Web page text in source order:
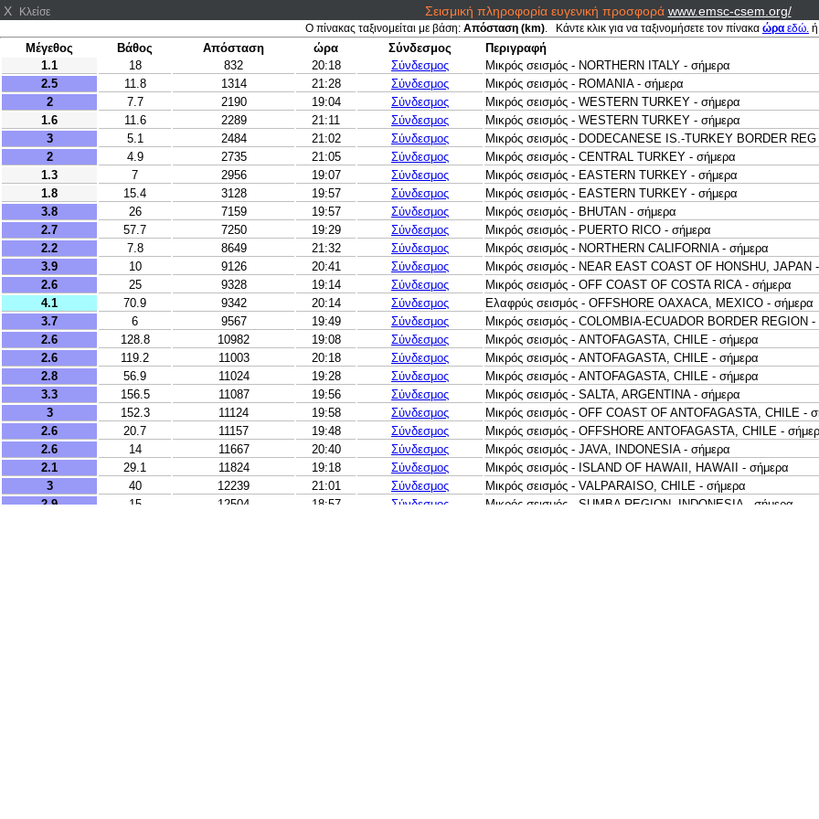
X Κλείσε Σεισμική πληροφορία ευγενική προσφορά www.emsc-csem.org/
Ο πίνακας ταξινομείται με βάση: Απόσταση (km). Κάντε κλικ για να ταξινομήσετε τον πίνακα ώρα εδώ.
Μέγεθος Βάθος Απόσταση ώρα Σύνδεσμος
Περιγραφή
1.1
18 832 20:18 Σύνδεσμος
Μικρός σεισμός - NORTHERN ITALY - σήμερα
2.5
11.8 1314 21:28 Σύνδεσμος
Μικρός σεισμός - ROMANIA - σήμερα
2
7.7 2190 19:04 Σύνδεσμος
Μικρός σεισμός - WESTERN TURKEY - σήμερα
1.6
11.6 2289 21:11 Σύνδεσμος
Μικρός σεισμός - WESTERN TURKEY - σήμερα
3
5.1 2484 21:02 Σύνδεσμος
Μικρός σεισμός - DODECANESE IS.-TURKEY BORDER
2
4.9 2735 21:05 Σύνδεσμος
Μικρός σεισμός - CENTRAL TURKEY - σήμερα
1.3
7 2956 19:07 Σύνδεσμος
Μικρός σεισμός - EASTERN TURKEY - σήμερα
1.8
15.4 3128 19:57 Σύνδεσμος
Μικρός σεισμός - EASTERN TURKEY - σήμερα
3.8
26 7159 19:57 Σύνδεσμος
Μικρός σεισμός - BHUTAN - σήμερα
2.7
57.7 7250 19:29 Σύνδεσμος
Μικρός σεισμός - PUERTO RICO - σήμερα
2.2
7.8 8649 21:32 Σύνδεσμος
Μικρός σεισμός - NORTHERN CALIFORNIA - σήμερα
3.9
10 9126 20:41 Σύνδεσμος
Μικρός σεισμός - NEAR EAST COAST OF HONSHU, JAPAN
2.6
25 9328 19:14 Σύνδεσμος
Μικρός σεισμός - OFF COAST OF COSTA RICA - σήμερα
4.1
70.9 9342 20:14 Σύνδεσμος
Ελαφρύς σεισμός - OFFSHORE OAXACA, MEXICO - σήμερα
3.7
6 9567 19:49 Σύνδεσμος
Μικρός σεισμός - COLOMBIA-ECUADOR BORDER REGION -
2.6
128.8 10982 19:08 Σύνδεσμος
Μικρός σεισμός - ANTOFAGASTA, CHILE - σήμερα
2.6
119.2 11003 20:18 Σύνδεσμος
Μικρός σεισμός - ANTOFAGASTA, CHILE - σήμερα
2.8
56.9 11024 19:28 Σύνδεσμος
Μικρός σεισμός - ANTOFAGASTA, CHILE - σήμερα
3.3
156.5 11087 19:56 Σύνδεσμος
Μικρός σεισμός - SALTA, ARGENTINA - σήμερα
3
152.3 11124 19:58 Σύνδεσμος
Μικρός σεισμός - OFF COAST OF ANTOFAGASTA, CHILE -
2.6
20.7 11157 19:48 Σύνδεσμος
Μικρός σεισμός - OFFSHORE ANTOFAGASTA, CHILE -
2.6
14 11667 20:40 Σύνδεσμος
Μικρός σεισμός - JAVA, INDONESIA - σήμερα
2.1
29.1 11824 19:18 Σύνδεσμος
Μικρός σεισμός - ISLAND OF HAWAII, HAWAII - σήμερα
3
40 12239 21:01 Σύνδεσμος
Μικρός σεισμός - VALPARAISO, CHILE - σήμερα
2.9
15 12504 18:57 Σύνδεσμος
Μικρός σεισμός - SUMBA REGION, INDONESIA - σήμερα